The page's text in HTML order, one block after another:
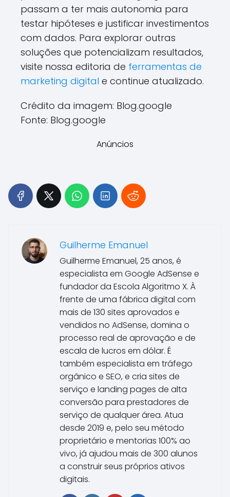
passam a ter mais autonomia para
testar hipóteses e justificar investimentos
com dados. Para explorar outras
soluções que potencializam resultados,
visite nossa editoria de ferramentas de
marketing digital e continue atualizado.
Crédito da imagem: Blog.google
Fonte: Blog.google
Anúncios
Guilherme Emanuel
Guilherme Emanuel, 25 anos, é
especialista em Google AdSense e
fundador da Escola Algoritmo X. À
frente de uma fábrica digital com
mais de 130 sites aprovados e
vendidos no AdSense, domina o
processo real de aprovação e de
escala de lucros em dólar. É
também especialista em tráfego
orgânico e SEO, e cria sites de
serviço e landing pages de alta
conversão para prestadores de
serviço de qualquer área. Atua
desde 2019 e, pelo seu método
proprietário e mentorias 100% ao
vivo, já ajudou mais de 300 alunos
a construir seus próprios ativos
digitais.